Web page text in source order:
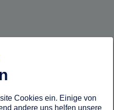
Cookies ein. Einige von
andere uns helfen unsere